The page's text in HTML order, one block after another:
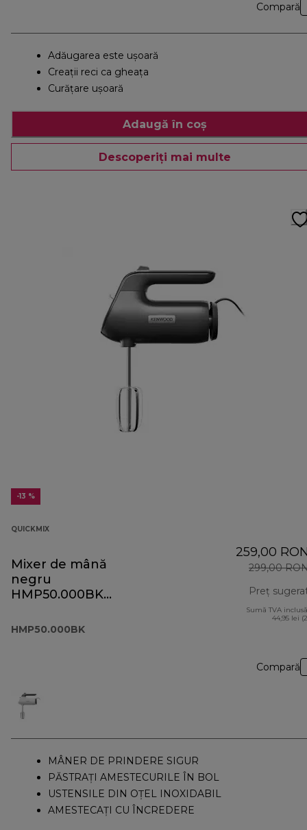
Compară
Adăugarea este ușoară
Creaţii reci ca gheața
Curățare ușoară
Adaugă în coș
Descoperiți mai multe
-13 %
QUICKMIX
Mixer de mână
negru
HMP50.000BK
HMP50.000BK
259,00
299,00
Preț
Sumă TVA
44,95 lei
Compară
MÂNER DE PRINDERE SIGUR
PĂSTRAȚI AMESTECURILE ÎN BOL
USTENSILE DIN OȚEL INOXIDABIL
AMESTECAȚI CU ÎNCREDERE